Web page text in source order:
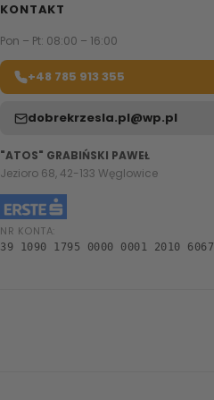
KONTAKT
Pon – Pt: 08:00 – 16:00
+48 785 913 355
dobrekrzesla.pl@wp.pl
"ATOS" GRABIŃSKI PAWEŁ
Jezioro 68, 42-133 Węglowice
NR KONTA:
39 1090 1795 0000 0001 2010 6067